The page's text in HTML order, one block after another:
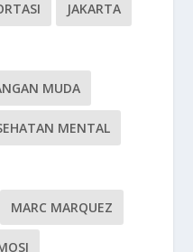
JAKARTA
MUDA
MENTAL
MARC MARQUEZ